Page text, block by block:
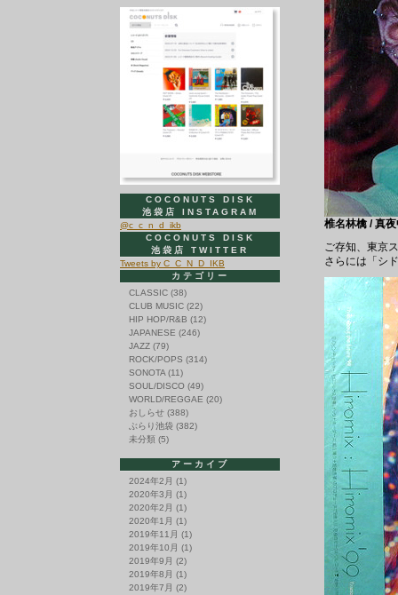
椎名林檎 / 真
ご存知、東京
さらには「シ
COCONUTS DISK
池袋店 INSTAGRAM
@c_c_n_d_ikb
COCONUTS DISK
池袋店 TWITTER
Tweets by C_C_N_D_IKB
カテゴリー
CLASSIC (38)
CLUB MUSIC (22)
HIP HOP/R&B (12)
JAPANESE (246)
JAZZ (79)
ROCK/POPS (314)
SONOTA (11)
SOUL/DISCO (49)
WORLD/REGGAE (20)
おしらせ (388)
ぶらり池袋 (382)
未分類 (5)
アーカイブ
2024年2月 (1)
2020年3月 (1)
2020年2月 (1)
2020年1月 (1)
2019年11月 (1)
2019年10月 (1)
2019年9月 (2)
2019年8月 (1)
2019年7月 (2)